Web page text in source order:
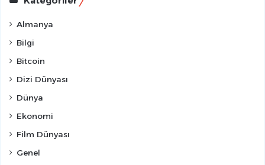
Almanya
Bilgi
Bitcoin
Dizi Dünyası
Dünya
Ekonomi
Film Dünyası
Genel